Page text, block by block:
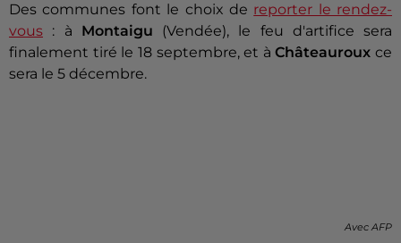
Des communes font le choix de reporter le rendez-
vous : à Montaigu (Vendée), le feu d'artifice sera
finalement tiré le 18 septembre, et àChâteauroux ce
sera le 5 décembre.
Avec AFP